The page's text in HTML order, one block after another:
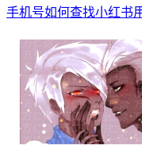
手机号如何查找小红书